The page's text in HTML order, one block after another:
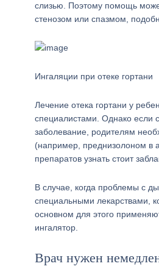
слизью. Поэтому помощь
стенозом или спазмом,
Ингаляции при отеке гортани
Лечение отека гортани у
специалистами. Однако если
заболевание, родителям
(например, преднизолоном в
препаратов узнать стоит
В случае, когда проблемы с
специальными лекарствами,
основном для этого
ингалятор.
Врач нужен